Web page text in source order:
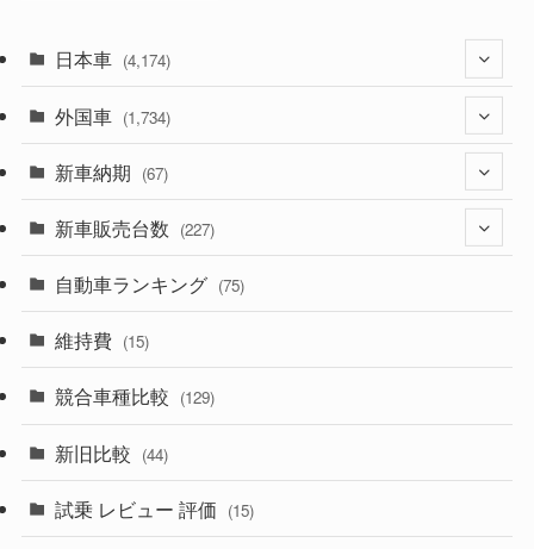
日本車 (4,174)
(1,321)
(329)
(357)
(328)
(230)
(253)
外国車 (1,734)
(242)
(85)
(84)
(14)
(222)
新車納期 (67)
(28)
(8)
(3)
(3)
(5)
新車販売台数 (227)
(21)
(5)
(7)
自動車ランキング (75)
維持費 (15)
競合車種比較 (129)
新旧比較 (44)
試乗 レビュー 評価 (15)